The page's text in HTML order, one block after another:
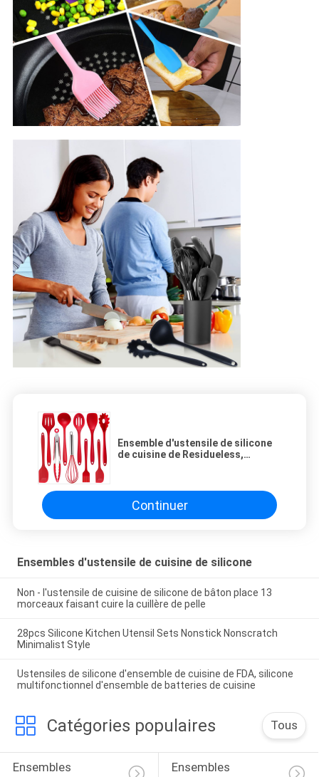
Ensemble d'ustensile de silicone
de cuisine de Residueless,
Continuer
Ensembles d'ustensile de cuisine de silicone
Non - l'ustensile de cuisine de silicone de bâton place 13
morceaux faisant cuire la cuillère de pelle
28pcs Silicone Kitchen Utensil Sets Nonstick Nonscratch
Minimalist Style
Ustensiles de silicone d'ensemble de cuisine de FDA, silicone
multifonctionnel d'ensemble de batteries de cuisine
Catégories populaires Tous
Ensembles
Ensembles